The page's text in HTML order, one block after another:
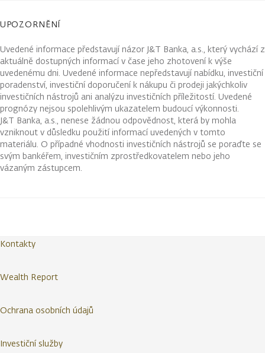
UPOZORNĚNÍ
Uvedené informace představují názor J&T Banka, a.s., který vychází z
aktuálně dostupných informací v čase jeho zhotovení k výše
uvedenému dni. Uvedené informace nepředstavují nabídku, investiční
poradenství, investiční doporučení k nákupu či prodeji jakýchkoliv
investičních nástrojů ani analýzu investičních příležitostí. Uvedené
prognózy nejsou spolehlivým ukazatelem budoucí výkonnosti.
J&T Banka, a.s., nenese žádnou odpovědnost, která by mohla
vzniknout v důsledku použití informací uvedených v tomto
materiálu. O případné vhodnosti investičních nástrojů se poraďte se
svým bankéřem, investičním zprostředkovatelem nebo jeho
vázaným zástupcem.
Kontakty
Wealth Report
Ochrana osobních údajů
Investiční služby